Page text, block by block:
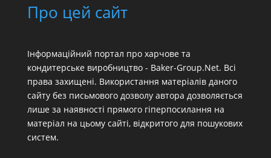
Про цей сайт
Інформаційний портал про харчове та
кондитерське виробництво - Baker-Group.Net. Всі
права захищені. Використання матеріалів даного
сайту без письмового дозволу автора дозволяється
лише за наявності прямого гіперпосилання на
матеріал на цьому сайті, відкритого для пошукових
систем.